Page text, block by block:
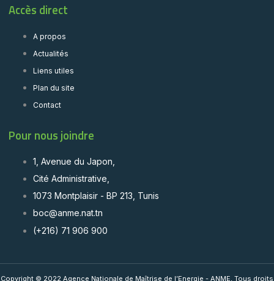
Accès direct
A propos
Actualités
Liens utiles
Plan du site
Contact
Pour nous joindre
1, Avenue du Japon,
Cité Administrative,
1073 Montplaisir - BP 213, Tunis
boc@anme.nat.tn
(+216) 71 906 900
Copyright © 2022 Agence Nationale de Maîtrise de l’Energie - ANME, Tous droits